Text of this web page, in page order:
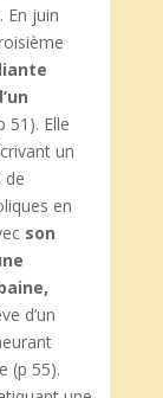
. En juin
51). Elle
un
de
en
son
d’un
(p 55).